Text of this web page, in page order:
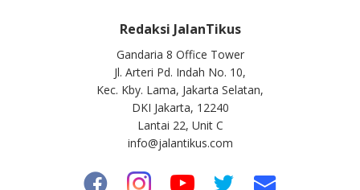
Redaksi JalanTikus
Gandaria 8 Office Tower
Jl. Arteri Pd. Indah No. 10,
Kec. Kby. Lama, Jakarta Selatan,
DKI Jakarta, 12240
Lantai 22, Unit C
info@jalantikus.com